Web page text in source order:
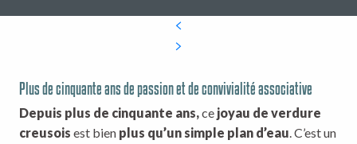
Plus de cinquante ans de passion et de convivialité associative
Depuis plus de cinquante ans,ce joyau de verdure
creusois est bien plus qu’un simple plan d’eau. C’est un